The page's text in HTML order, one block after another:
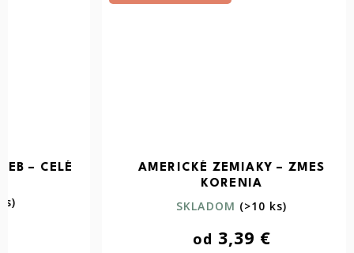
AMERICKÉ ZEMIAKY – ZMES
(>10 ks)